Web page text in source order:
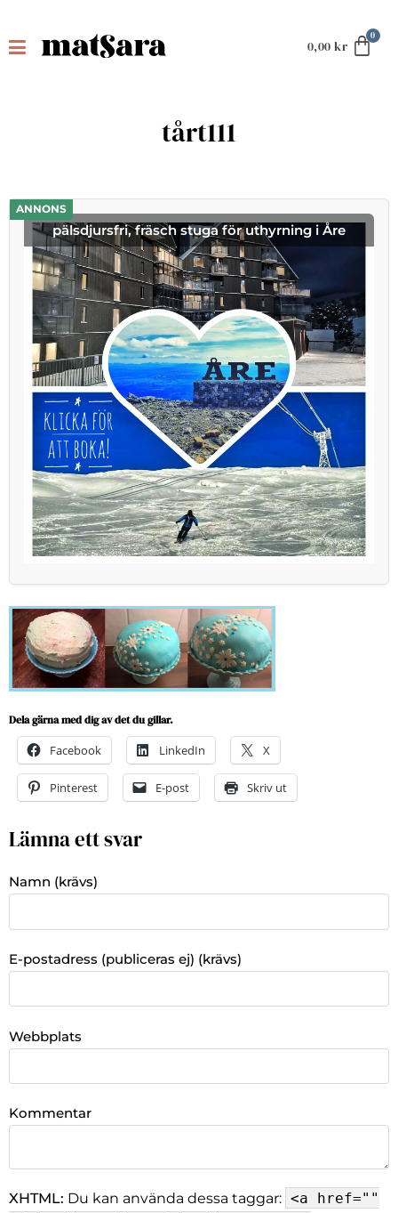
0,00 kr
tårt111
ANNONS
pälsdjursfri, fräsch stuga för uthyrning i Åre
Dela gärna med dig av det du gillar.
Facebook LinkedIn X
Pinterest E-post Skriv ut
Lämna ett svar
Namn (krävs)
E-postadress (publiceras ej) (krävs)
Webbplats
Kommentar
XHTML: Du kan använda dessa taggar: <a href=""